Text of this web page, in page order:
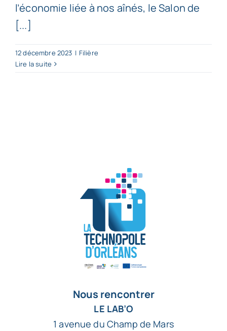
l’économie liée à nos aînés, le Salon de
[...]
12 décembre 2023 | Filière
Lire la suite
Nous rencontrer
LE LAB’O
1 avenue du Champ de Mars